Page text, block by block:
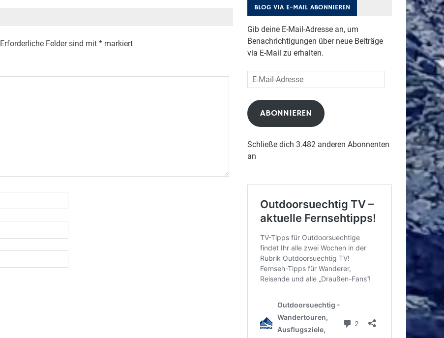
Erforderliche Felder sind mit *markiert
BLOG VIA E-MAIL ABONNIEREN
Gib deine E-Mail-Adresse an, um
Benachrichtigungen über neue Beiträge
via E-Mail zu erhalten.
E-
Mail-
Adresse
ABONNIEREN
Schließe dich 3.482 anderen Abonnenten
an